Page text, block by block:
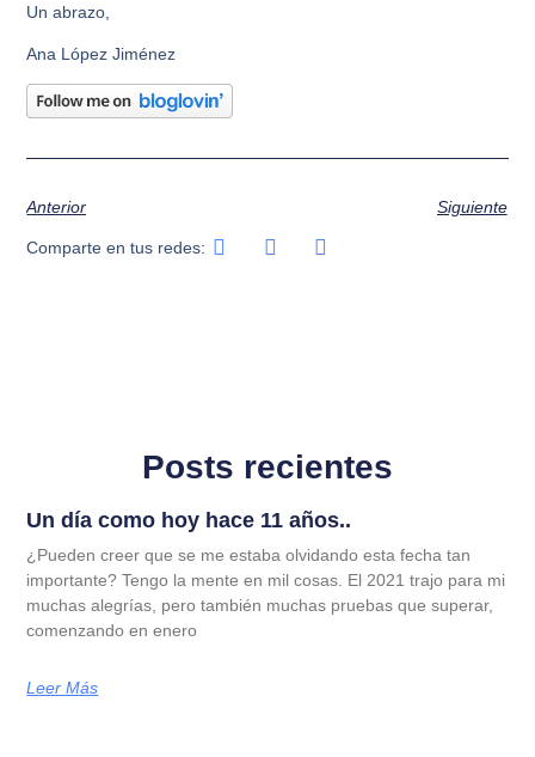
Un abrazo,
Ana López Jiménez
Anterior Siguiente
Comparte en tus redes:
Posts recientes
Un día como hoy hace 11 años..
¿Pueden creer que se me estaba olvidando esta fecha tan
importante? Tengo la mente en mil cosas. El 2021 trajo para mi
muchas alegrías, pero también muchas pruebas que superar,
comenzando en enero
Leer Más